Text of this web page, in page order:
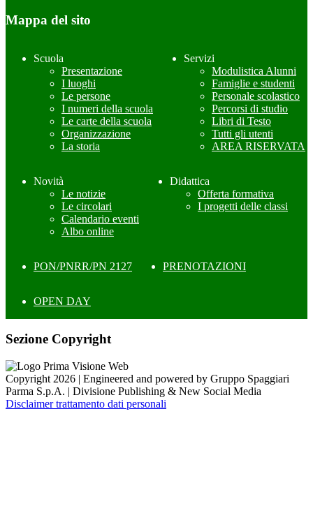
Mappa del sito
Scuola
Presentazione
I luoghi
Le persone
I numeri della scuola
Le carte della scuola
Organizzazione
La storia
Servizi
Modulistica Alunni
Famiglie e studenti
Personale scolastico
Percorsi di studio
Libri di Testo
Tutti gli utenti
AREA RISERVATA
Novità
Le notizie
Le circolari
Calendario eventi
Albo online
Didattica
Offerta formativa
I progetti delle classi
PON/PNRR/PN 2127 PRENOTAZIONI
OPEN DAY
Sezione Copyright
Copyright 2026 | Engineered and powered by Gruppo Spaggiari
Parma S.p.A. | Divisione Publishing & New Social Media
Disclaimer trattamento dati personali